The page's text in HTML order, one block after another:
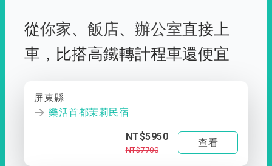
從你家、 飯店、 辦公室直接上
車， 比搭高鐵轉計程車還便宜
屏東縣
樂活首都茉莉民宿
NT$5950
NT$7700
查看